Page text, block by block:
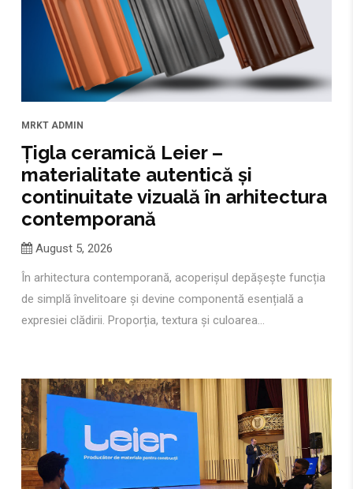
MRKT ADMIN
Țigla ceramică Leier –
materialitate autentică și
continuitate vizuală în arhitectura
contemporană
August 5, 2026
În arhitectura contemporană, acoperișul depășește funcția
de simplă învelitoare și devine componentă esențială a
expresiei clădirii. Proporția, textura și culoarea...